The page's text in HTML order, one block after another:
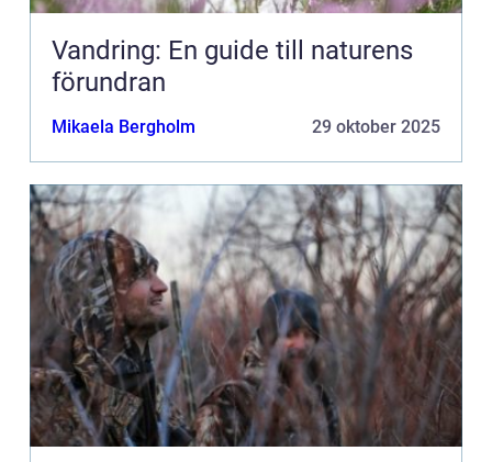
Vandring: En guide till naturens
förundran
Mikaela Bergholm 29 oktober 2025